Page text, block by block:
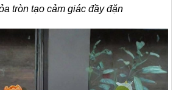
tròn tạo cảm giác đầy đặn